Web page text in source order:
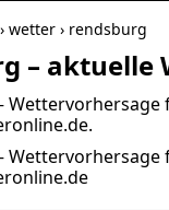
wetter › rendsburg
–